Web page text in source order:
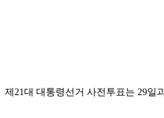
제21대 대통령선거 사전투표는 29일